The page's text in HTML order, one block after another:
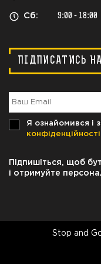
Сб: 9:00 - 18:00
ПІДПИСАТИСЬ
Я ознайомився і
конфіденційності
Підпишіться, щоб
і отримуйте
Stop and